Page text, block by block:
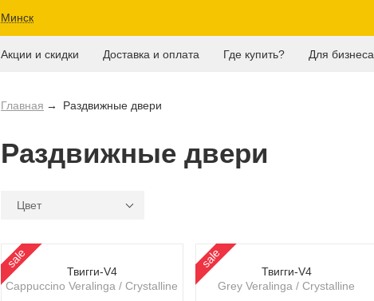
Минск
Акции и скидки Доставка и оплата Где купить? Для бизнеса
Главная Раздвижные двери
Раздвижные двери
Цвет
sale
Твигги-V4
Cappuccino Veralinga / Crystalline
sale
Твигги-V4
Grey Veralinga / Crystalline